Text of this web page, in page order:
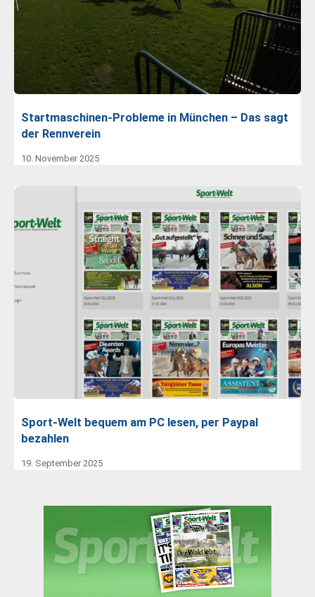
Startmaschinen-Probleme in München – Das sagt
der Rennverein
10. November 2025
Sport-Welt bequem am PC lesen, per Paypal
bezahlen
19. September 2025